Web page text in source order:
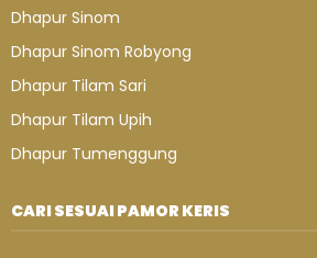
Dhapur Sinom
Dhapur Sinom Robyong
Dhapur Tilam Sari
Dhapur Tilam Upih
Dhapur Tumenggung
CARI SESUAI PAMOR KERIS